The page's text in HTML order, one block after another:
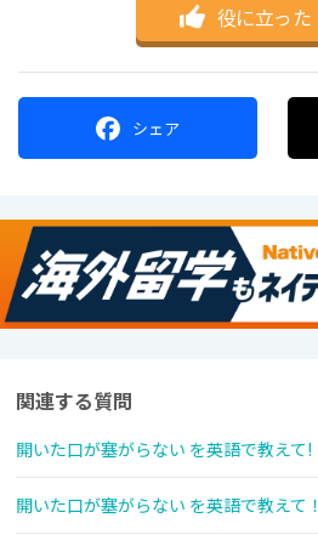
役に立った
シェア
関連する質問
開いた口が塞がらない を英語で教えて!
開いた口が塞がらない を英語で教えて！